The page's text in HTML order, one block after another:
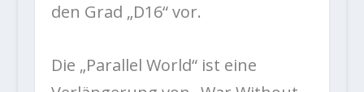
den Grad „D16“ vor.
Die „Parallel World“ ist eine